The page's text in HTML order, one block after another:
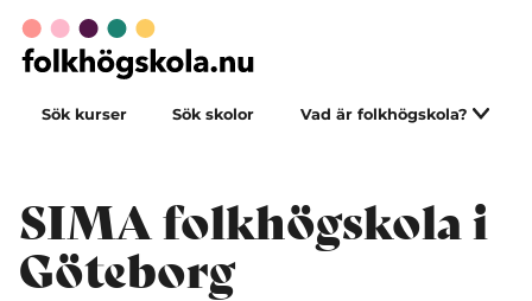
Sök kurser Sök skolor Vad är folkhögskola?
SIMA folkhögskola i
Göteborg